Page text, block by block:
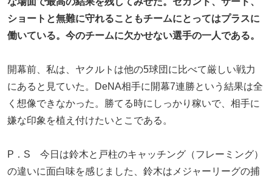
ショートと無難に守れることもチームにとってはプラスに
働いている。今のチームに欠かせない選手の一人である。
開幕前、私は、ヤクルトは他の5球団に比べて厳しい戦力
にあると見ていた。DeNA相手に開幕7連勝という結果は全
く想像できなかった。勝てる時にしっかり稼いで、相手に
嫌な印象を植え付けたいとこである。
P．S 今日は鈴木と戸柱のキャッチング（フレーミング）
の違いに面白味を感じました、鈴木はメジャーリーグの捕